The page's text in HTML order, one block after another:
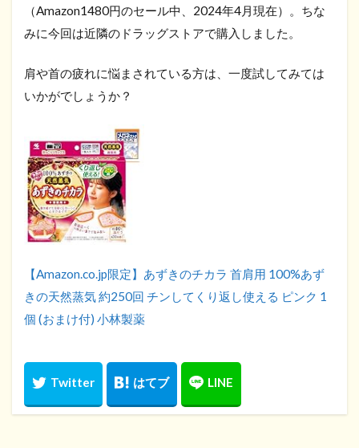
（Amazon1480円のセール中、2024年4月現在）。ちな
みに今回は近隣のドラッグストアで購入しました。
肩や首の疲れに悩まされている方は、一度試してみては
いかがでしょうか？
【Amazon.co.jp限定】あずきのチカラ 首肩用 100%あず
きの天然蒸気 約250回 チンしてくり返し使える ピンク 1
個 (おまけ付) 小林製薬